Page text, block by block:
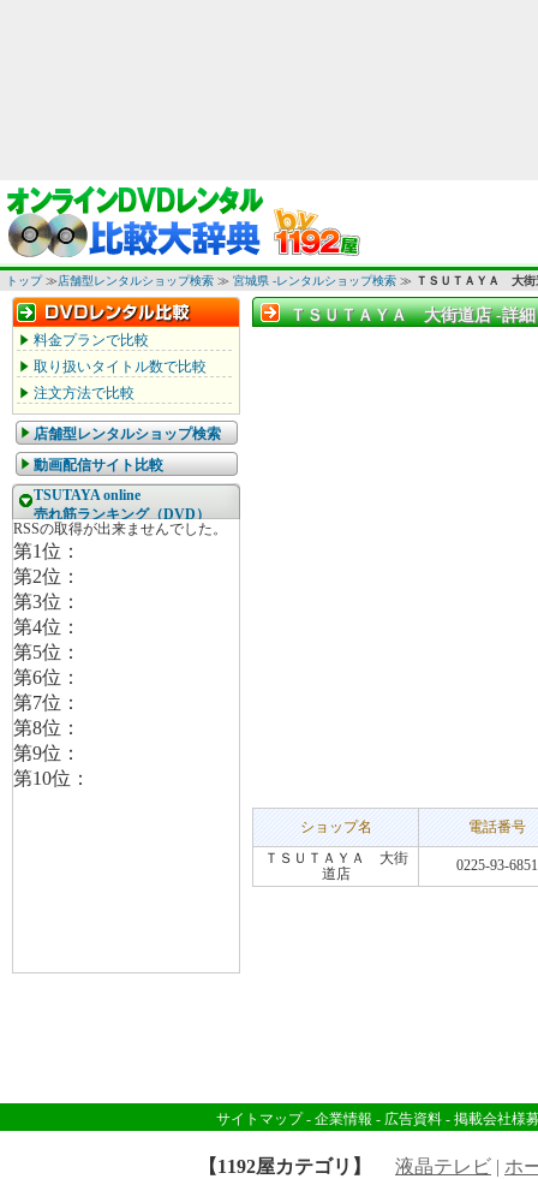
トップ≫店舗型レンタルショップ検索 ≫ 宮城県 -レンタルショップ検索 ≫ ＴＳＵＴＡＹＡ 大街
料金プランで比較
取り扱いタイトル数で比較
注文方法で比較
店舗型レンタルショップ検索
動画配信サイト比較
TSUTAYA online
売れ筋ランキング（DVD）
ＴＳＵＴＡＹＡ 大街道店 -詳細
ＴＳＵＴＡＹＡ 大街道店 -詳細
ショップ名
電話番号
ＴＳＵＴＡＹＡ 大街
道店
0225-93-6851
サイトマップ- 企業情報 - 広告資料 - 掲載会社様
【1192屋カテゴリ】 液晶テレビ | ホ